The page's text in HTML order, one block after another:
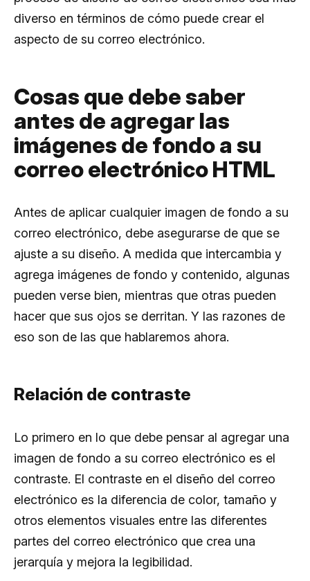
diverso en términos de cómo puede crear el
aspecto de su correo electrónico.
Cosas que debe saber
antes de agregar las
imágenes de fondo a su
correo electrónico HTML
Antes de aplicar cualquier imagen de fondo a su
correo electrónico, debe asegurarse de que se
ajuste a su diseño. A medida que intercambia y
agrega imágenes de fondo y contenido, algunas
pueden verse bien, mientras que otras pueden
hacer que sus ojos se derritan. Y las razones de
eso son de las que hablaremos ahora.
Relación de contraste
Lo primero en lo que debe pensar al agregar una
imagen de fondo a su correo electrónico es el
contraste. El contraste en el diseño del correo
electrónico es la diferencia de color, tamaño y
otros elementos visuales entre las diferentes
partes del correo electrónico que crea una
jerarquía y mejora la legibilidad.